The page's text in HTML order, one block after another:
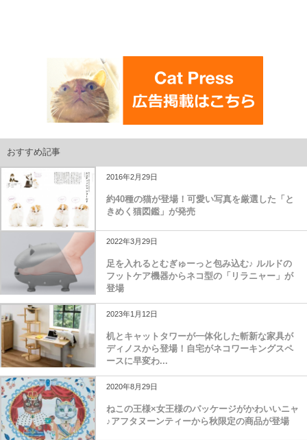
おすすめ記事
2016年2月29日
約40種の猫が登場！可愛い写真を厳選した「と
きめく猫図鑑」が発売
2022年3月29日
足を入れるとむぎゅーっと包み込む♪ ルルドの
フットケア機器からネコ型の「リラニャー」が
登場
2023年1月12日
机とキャットタワーが一体化した斬新な家具が
ディノスから登場！自宅がネコワーキングスペ
ースに早変わ...
2020年8月29日
ねこの王様×女王様のパッケージがかわいいニャ
♪アフタヌーンティーから秋限定の商品が登場